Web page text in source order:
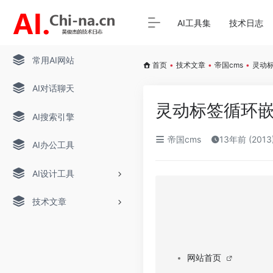
常用AI网站
AI对话聊天
AI搜索引擎
AI办公工具
AI设计工具
技术文章
AI工具集 技术日志
首页 • 技术文章 • 帝国cms • 灵动
灵动标签循环
帝国cms 13年前
网站首页